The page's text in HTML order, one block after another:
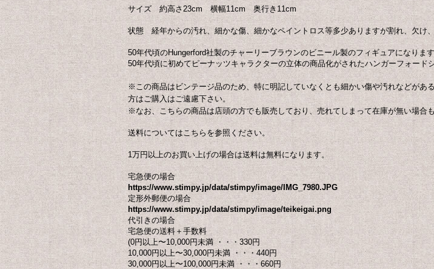
サイズ 約高さ23cm 横幅11cm 奥行き11cm
状態 経年からの汚れ、細かな傷、細かなペイントロス等多少ありますが割れ、欠け
50年代頃のHungerford社製のチャーリーブラウンのビニール製のフィギュアになりま
50年代頃に初めてピーナッツキャラクターの立体の商品化がされたハンガーフォード
※この商品はビンテージ品のため、特に明記していなくとも細かい傷や汚れなどがあ
方はご購入はご遠慮下さい。
※なお、こちらの商品は店頭の方でも販売しており、売れてしまって在庫が無い場合
送料についてはこちらを参照ください。
1万円以上のお買い上げの場合は送料は無料になります。
宅急便の場合
https://www.stimpy.jp/data/stimpy/image/IMG_7980.JPG
定形外郵便の場合
https://www.stimpy.jp/data/stimpy/image/teikeigai.png
代引きの場合
宅急便の送料＋手数料
(0円以上〜10,000円未満 ・・・330円
10,000円以上〜30,000円未満 ・・・440円
30,000円以上〜100,000円未満 ・・・660円